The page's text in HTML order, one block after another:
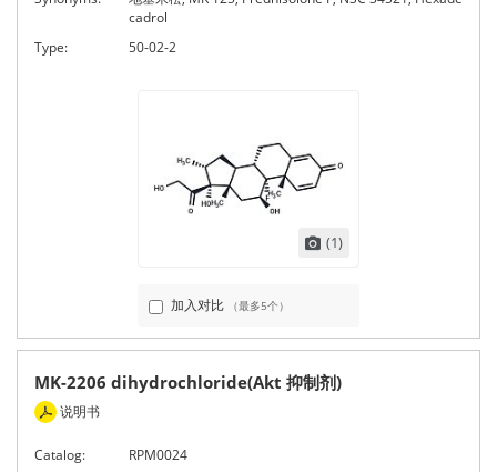
cadrol
Type:
50-02-2
(1)
加入对比 （最多5个）
MK-2206 dihydrochloride(Akt 抑制剂)
说明书
Catalog:
RPM0024